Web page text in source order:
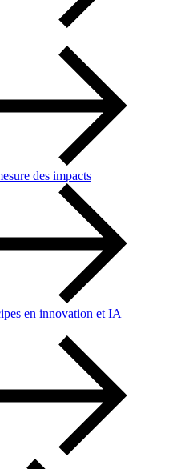
des impacts
en innovation et IA